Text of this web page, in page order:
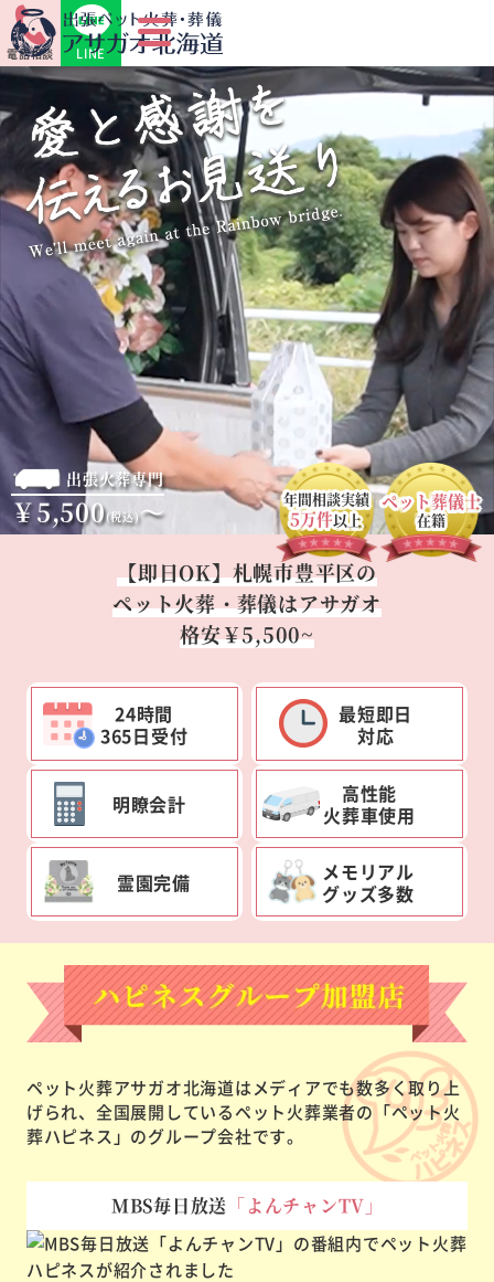
電話相談 LINE
出張火葬専門
￥5,500(税込)～ 年間相談実績
5万件以上
ペット葬儀士
在籍
【即日OK】札幌市豊平区の
ペット火葬・葬儀はアサガオ
格安￥5,500~
24時間
365日受付
最短即日
対応
明瞭会計
高性能
火葬車使用
霊園完備
メモリアル
グッズ多数
ペット火葬アサガオ北海道はメディアでも数多く取り上
げられ、 全国展開しているペット火葬業者の「ペット火
葬ハピネス」のグループ会社です。
MBS毎日放送 「よんチャンTV」